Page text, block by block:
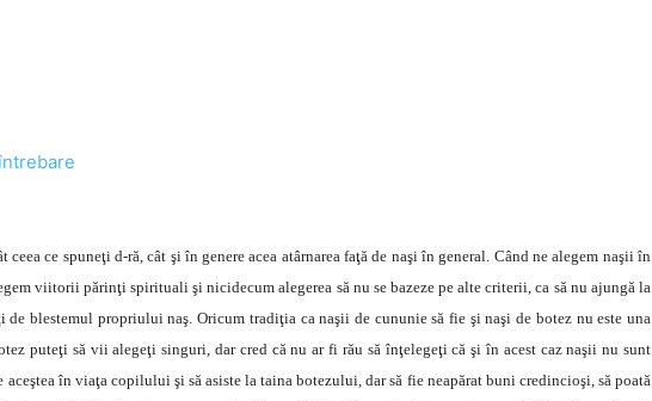
ceea ce spuneţi d-ră, cât şi în genere acea atârnarea faţă de naşi în general. Când ne alegem naşii în
viitorii părinţi spirituali şi nicidecum alegerea să nu se bazeze pe alte criterii, ca să nu ajungă la
de blestemul propriului naş. Oricum tradiţia ca naşii de cununie să fie şi naşi de botez nu este una
puteţi să vii alegeţi singuri, dar cred că nu ar fi rău să înţelegeţi că şi în acest caz naşii nu sunt
aceştea în viaţa copilului şi să asiste la taina botezului, dar să fie neapărat buni credincioşi, să poată